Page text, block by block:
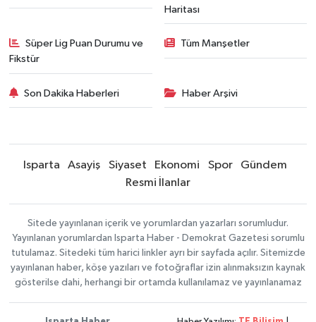
Haritası
Süper Lig Puan Durumu ve
Fikstür
Tüm Manşetler
Son Dakika Haberleri Haber Arşivi
Isparta Asayiş Siyaset Ekonomi Spor
Gündem
Resmi İlanlar
Sitede yayınlanan içerik ve yorumlardan yazarları sorumludur.
Yayınlanan yorumlardan Isparta Haber - Demokrat Gazetesi sorumlu
tutulamaz. Sitedeki tüm harici linkler ayrı bir sayfada açılır. Sitemizde
yayınlanan haber, köşe yazıları ve fotoğraflar izin alınmaksızın kaynak
gösterilse dahi, herhangi bir ortamda kullanılamaz ve yayınlanamaz